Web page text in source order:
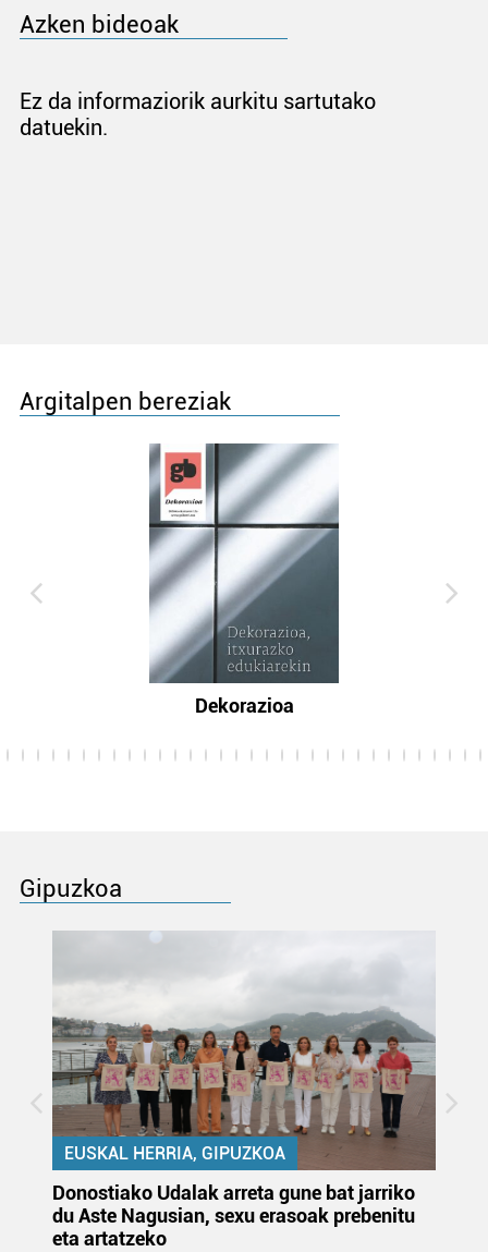
Azken bideoak
Ez da informaziorik aurkitu sartutako
datuekin.
Argitalpen bereziak
Dekorazioa
Gipuzkoa
EUSKAL HERRIA, GIPUZKOA
Donostiako Udalak arreta gune bat jarriko
du Aste Nagusian, sexu erasoak prebenitu
eta artatzeko